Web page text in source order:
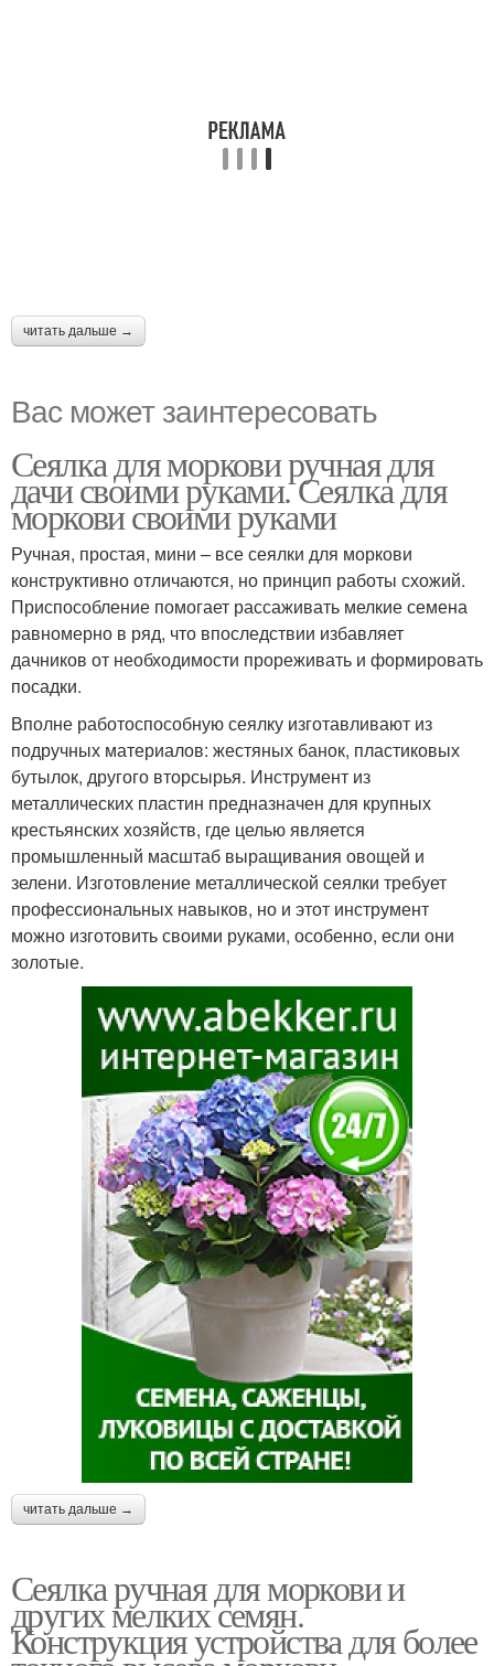
читать дальше →
Вас может заинтересовать
Сеялка для моркови ручная для
дачи своими руками. Сеялка для
моркови своими руками
Ручная, простая, мини – все сеялки для моркови
конструктивно отличаются, но принцип работы схожий.
Приспособление помогает рассаживать мелкие семена
равномерно в ряд, что впоследствии избавляет
дачников от необходимости прореживать и формировать
посадки.
Вполне работоспособную сеялку изготавливают из
подручных материалов: жестяных банок, пластиковых
бутылок, другого вторсырья. Инструмент из
металлических пластин предназначен для крупных
крестьянских хозяйств, где целью является
промышленный масштаб выращивания овощей и
зелени. Изготовление металлической сеялки требует
профессиональных навыков, но и этот инструмент
можно изготовить своими руками, особенно, если они
золотые.
читать дальше →
Сеялка ручная для моркови и
других мелких семян.
Конструкция устройства для более